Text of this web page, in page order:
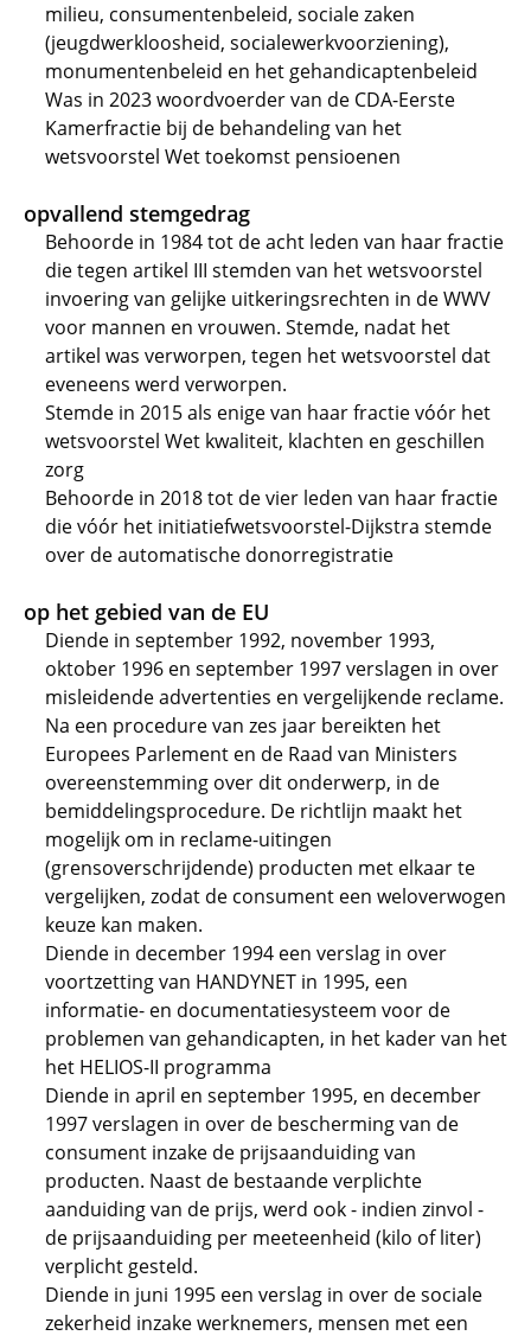
milieu, consumentenbeleid, sociale zaken
(jeugdwerkloosheid, socialewerkvoorziening),
monumentenbeleid en het gehandicaptenbeleid
Was in 2023 woordvoerder van de CDA-Eerste
Kamerfractie bij de behandeling van het
wetsvoorstel Wet toekomst pensioenen
opvallend stemgedrag
Behoorde in 1984 tot de acht leden van haar fractie
die tegen artikel III stemden van het wetsvoorstel
invoering van gelijke uitkeringsrechten in de WWV
voor mannen en vrouwen. Stemde, nadat het
artikel was verworpen, tegen het wetsvoorstel dat
eveneens werd verworpen.
Stemde in 2015 als enige van haar fractie vóór het
wetsvoorstel Wet kwaliteit, klachten en geschillen
zorg
Behoorde in 2018 tot de vier leden van haar fractie
die vóór het initiatiefwetsvoorstel-Dijkstra stemde
over de automatische donorregistratie
op het gebied van de EU
Diende in september 1992, november 1993,
oktober 1996 en september 1997 verslagen in over
misleidende advertenties en vergelijkende reclame.
Na een procedure van zes jaar bereikten het
Europees Parlement en de Raad van Ministers
overeenstemming over dit onderwerp, in de
bemiddelingsprocedure. De richtlijn maakt het
mogelijk om in reclame-uitingen
(grensoverschrijdende) producten met elkaar te
vergelijken, zodat de consument een weloverwogen
keuze kan maken.
Diende in december 1994 een verslag in over
voortzetting van HANDYNET in 1995, een
informatie- en documentatiesysteem voor de
problemen van gehandicapten, in het kader van het
het HELIOS-II programma
Diende in april en september 1995, en december
1997 verslagen in over de bescherming van de
consument inzake de prijsaanduiding van
producten. Naast de bestaande verplichte
aanduiding van de prijs, werd ook - indien zinvol -
de prijsaanduiding per meeteenheid (kilo of liter)
verplicht gesteld.
Diende in juni 1995 een verslag in over de sociale
zekerheid inzake werknemers, mensen met een